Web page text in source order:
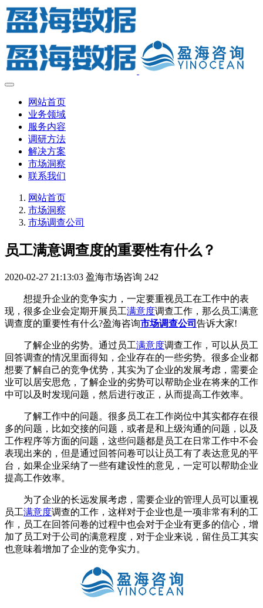
网站首页
业务领域
服务内容
调研方法
解决方案
市场洞察
联系我们
网站首页
市场洞察
市场调查公司
员工满意调查度的重要性有什么？
2020-02-27 21:13:03 盈海市场咨询 242
想提升企业的竞争实力，一定要重视员工在工作中的表
现，很多企业会定期开展员工满意度调查工作，那么员工满意
调查度的重要性有什么?盈海咨询市场调查公司 告诉大家!
了解企业的劣势。通过员工满意度调查工作，可以从员工
回答调查的情况里面得知，企业存在的一些劣势。很多企业都
想要了解自己的竞争优势，其实为了企业的发展考虑，需要企
业可以居安思危，了解企业的劣势可以帮助企业在将来的工作
中可以及时发现问题，然后进行改正，从而提高工作效率。
了解工作中的问题。很多员工在工作岗位中其实都存在很
多的问题，比如交接的问题，或者是和上级沟通的问题，以及
工作程序等方面的问题，这些问题都是员工在日常工作中不会
表现出来的，但是通过回答问卷可以让员工有了表达意见的平
台，如果企业采纳了一些有建设性的意见，一定可以帮助企业
提高工作效率。
为了企业的长远发展考虑，需要企业的管理人员可以重视
员工满意度调查的工作，这样对于企业也是一项非常有利的工
作，员工在回答问卷的过程中也会对于企业有更多的信心，增
加了员工对于公司的满意程度，对于企业来说，留住员工其实
也意味着增加了企业的竞争实力。